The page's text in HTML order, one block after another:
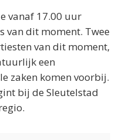
vanaf 17.00 uur
van dit moment. Twee
van dit moment,
een
zaken komen voorbij.
bij de Sleutelstad